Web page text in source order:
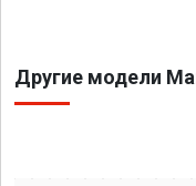
Другие модели